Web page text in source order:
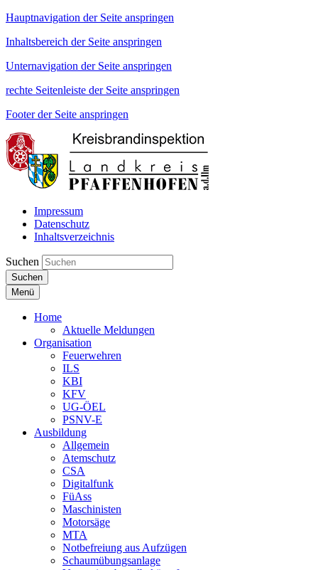
Hauptnavigation der Seite anspringen
Inhaltsbereich der Seite anspringen
Unternavigation der Seite anspringen
rechte Seitenleiste der Seite anspringen
Footer der Seite anspringen
Impressum
Datenschutz
Inhaltsverzeichnis
Suchen
Suchen
Menü
Home
Aktuelle Meldungen
Organisation
Feuerwehren
ILS
KBI
KFV
UG-ÖEL
PSNV-E
Ausbildung
Allgemein
Atemschutz
CSA
Digitalfunk
FüAss
Maschinisten
Motorsäge
MTA
Notbefreiung aus Aufzügen
Schaumübungsanlage